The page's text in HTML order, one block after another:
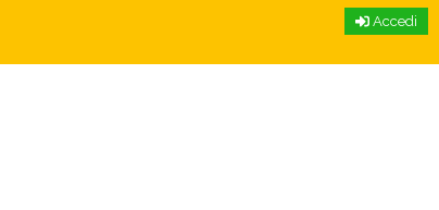
Accedi